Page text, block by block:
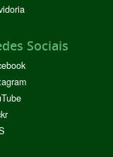
Sociais